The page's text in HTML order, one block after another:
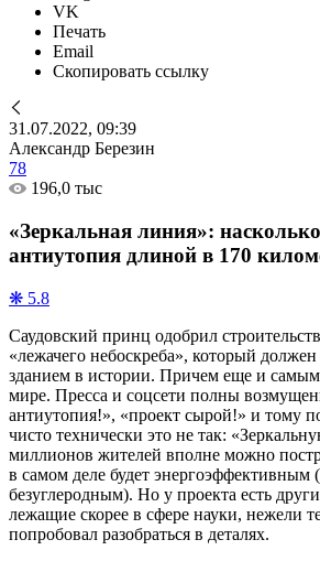
VK
Печать
Email
Скопировать ссылку
31.07.2022, 09:39
Александр Березин
78
196,0 тыс
«Зеркальная линия»:
антиутопия длиной в 170
❋ 5.8
Саудовский принц одобрил
«лежачего небоскреба», который
зданием в истории. Причем еще и
мире. Пресса и соцсети полны
антиутопия!», «проект сырой!» и тому
чисто технически это не так:
миллионов жителей вполне можно
в самом деле будет энергоэффективным
безуглеродным). Но у проекта есть
лежащие скорее в сфере науки, нежели
попробовал разобраться в деталях.